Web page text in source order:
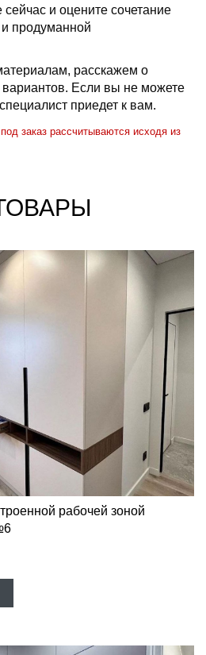
и оцените сочетание
продуманной
расскажем о
Если вы не можете
приедет к вам.
заказ рассчитываются исходя из
рабочей зоной